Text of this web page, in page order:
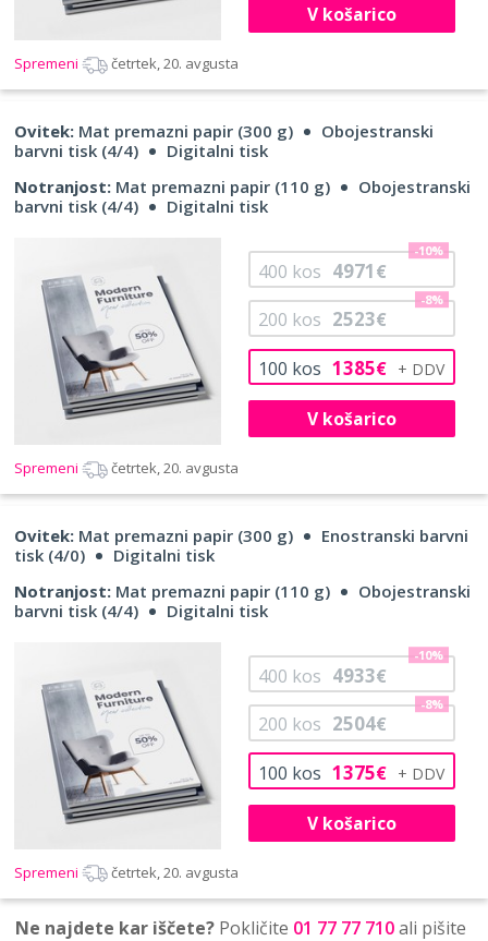
V košarico
Spremeni četrtek, 20. avgusta
Ovitek: Mat premazni papir (300 g)
Obojestranski
barvni tisk (4/4)
Digitalni tisk
Notranjost: Mat premazni papir (110 g)
Obojestranski
barvni tisk (4/4)
Digitalni tisk
100 kos 1385€
200 kos 2523€
-8%
400 kos 4971€
-10%
V košarico
Spremeni četrtek, 20. avgusta
Ovitek: Mat premazni papir (300 g)
Enostranski barvni
tisk (4/0)
Digitalni tisk
Notranjost: Mat premazni papir (110 g)
Obojestranski
barvni tisk (4/4)
Digitalni tisk
100 kos 1375€
200 kos 2504€
-8%
400 kos 4933€
-10%
V košarico
Spremeni četrtek, 20. avgusta
Ne najdete kar iščete? Pokličite 01 77 77 710ali pišite